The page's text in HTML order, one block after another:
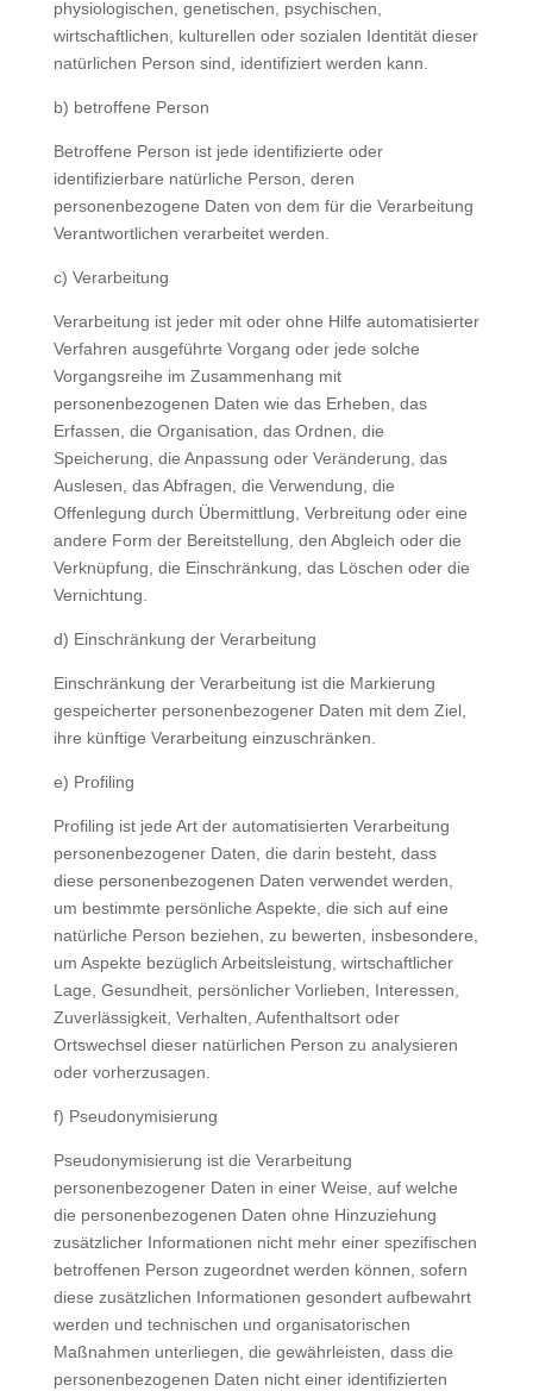
physiologischen, genetischen, psychischen,
wirtschaftlichen, kulturellen oder sozialen Identität dieser
natürlichen Person sind, identifiziert werden kann.
b) betroffene Person
Betroffene Person ist jede identifizierte oder
identifizierbare natürliche Person, deren
personenbezogene Daten von dem für die Verarbeitung
Verantwortlichen verarbeitet werden.
c) Verarbeitung
Verarbeitung ist jeder mit oder ohne Hilfe automatisierter
Verfahren ausgeführte Vorgang oder jede solche
Vorgangsreihe im Zusammenhang mit
personenbezogenen Daten wie das Erheben, das
Erfassen, die Organisation, das Ordnen, die
Speicherung, die Anpassung oder Veränderung, das
Auslesen, das Abfragen, die Verwendung, die
Offenlegung durch Übermittlung, Verbreitung oder eine
andere Form der Bereitstellung, den Abgleich oder die
Verknüpfung, die Einschränkung, das Löschen oder die
Vernichtung.
d) Einschränkung der Verarbeitung
Einschränkung der Verarbeitung ist die Markierung
gespeicherter personenbezogener Daten mit dem Ziel,
ihre künftige Verarbeitung einzuschränken.
e) Profiling
Profiling ist jede Art der automatisierten Verarbeitung
personenbezogener Daten, die darin besteht, dass
diese personenbezogenen Daten verwendet werden,
um bestimmte persönliche Aspekte, die sich auf eine
natürliche Person beziehen, zu bewerten, insbesondere,
um Aspekte bezüglich Arbeitsleistung, wirtschaftlicher
Lage, Gesundheit, persönlicher Vorlieben, Interessen,
Zuverlässigkeit, Verhalten, Aufenthaltsort oder
Ortswechsel dieser natürlichen Person zu analysieren
oder vorherzusagen.
f) Pseudonymisierung
Pseudonymisierung ist die Verarbeitung
personenbezogener Daten in einer Weise, auf welche
die personenbezogenen Daten ohne Hinzuziehung
zusätzlicher Informationen nicht mehr einer spezifischen
betroffenen Person zugeordnet werden können, sofern
diese zusätzlichen Informationen gesondert aufbewahrt
werden und technischen und organisatorischen
Maßnahmen unterliegen, die gewährleisten, dass die
personenbezogenen Daten nicht einer identifizierten